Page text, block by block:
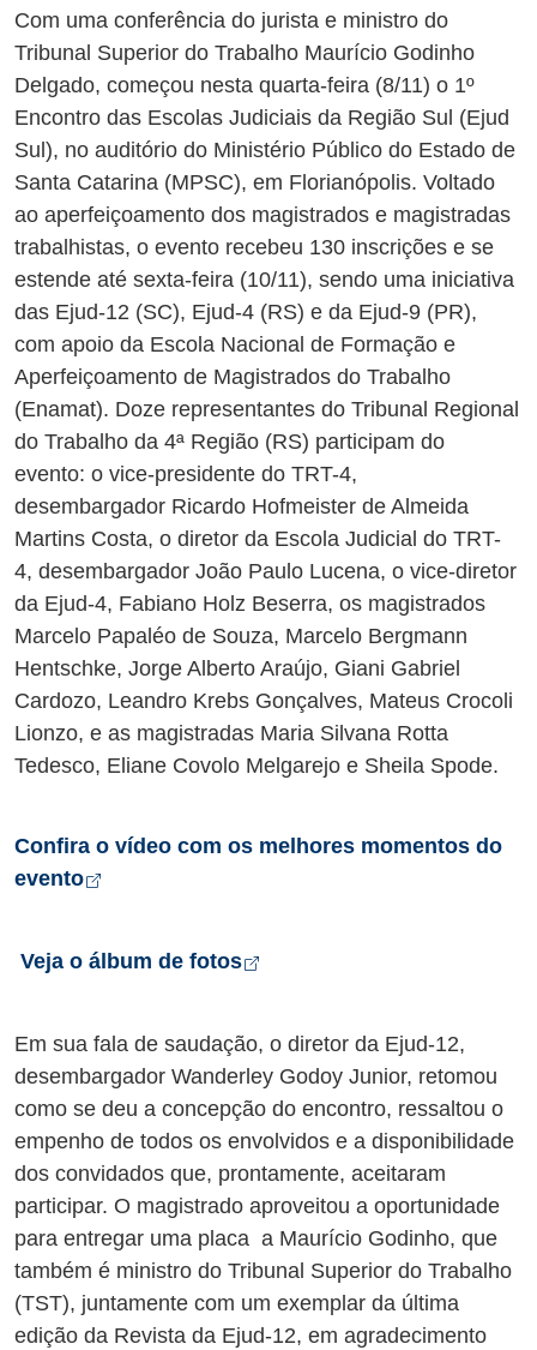
Com uma conferência do jurista e ministro do
Tribunal Superior do Trabalho Maurício Godinho
Delgado, começou nesta quarta-feira (8/11) o 1º
Encontro das Escolas Judiciais da Região Sul (Ejud
Sul), no auditório do Ministério Público do Estado de
Santa Catarina (MPSC), em Florianópolis. Voltado
ao aperfeiçoamento dos magistrados e magistradas
trabalhistas, o evento recebeu 130 inscrições e se
estende até sexta-feira (10/11), sendo uma iniciativa
das Ejud-12 (SC), Ejud-4 (RS) e da Ejud-9 (PR),
com apoio da Escola Nacional de Formação e
Aperfeiçoamento de Magistrados do Trabalho
(Enamat). Doze representantes do Tribunal Regional
do Trabalho da 4ª Região (RS) participam do
evento: o vice-presidente do TRT-4,
desembargador Ricardo Hofmeister de Almeida
Martins Costa, o diretor da Escola Judicial do TRT-
4, desembargador João Paulo Lucena, o vice-diretor
da Ejud-4, Fabiano Holz Beserra, os magistrados
Marcelo Papaléo de Souza, Marcelo Bergmann
Hentschke, Jorge Alberto Araújo, Giani Gabriel
Cardozo, Leandro Krebs Gonçalves, Mateus Crocoli
Lionzo, e as magistradas Maria Silvana Rotta
Tedesco, Eliane Covolo Melgarejo e Sheila Spode.
Confira o vídeo com os melhores momentos do
evento
Abre em nova aba
Veja o álbum de fotos Abre em nova aba
Em sua fala de saudação, o diretor da Ejud-12,
desembargador Wanderley Godoy Junior, retomou
como se deu a concepção do encontro, ressaltou o
empenho de todos os envolvidos e a disponibilidade
dos convidados que, prontamente, aceitaram
participar. O magistrado aproveitou a oportunidade
para entregar uma placa a Maurício Godinho, que
também é ministro do Tribunal Superior do Trabalho
(TST), juntamente com um exemplar da última
edição da Revista da Ejud-12, em agradecimento